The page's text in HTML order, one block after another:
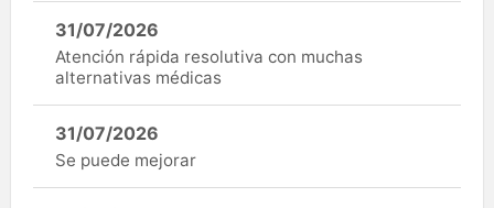
31/07/2026
Atención rápida resolutiva con muchas
alternativas médicas
31/07/2026
Se puede mejorar